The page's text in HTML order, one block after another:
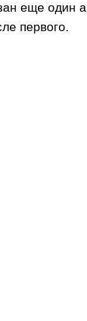
еще
первого.